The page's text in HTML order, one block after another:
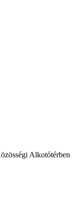
Alkotótérben